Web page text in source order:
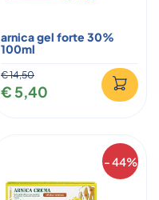
arnica gel forte 30%
100ml
€ 14,50
€ 5,40
- 44%